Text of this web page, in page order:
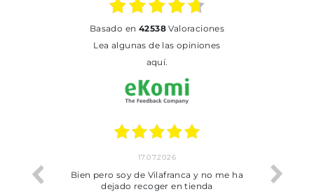
basado en 42538Valoraciones
Lea algunas de las opiniones
aquí.
trobat
17.07.2026
Bien pero soy de Vilafranca y no me ha
dejado recoger en tienda